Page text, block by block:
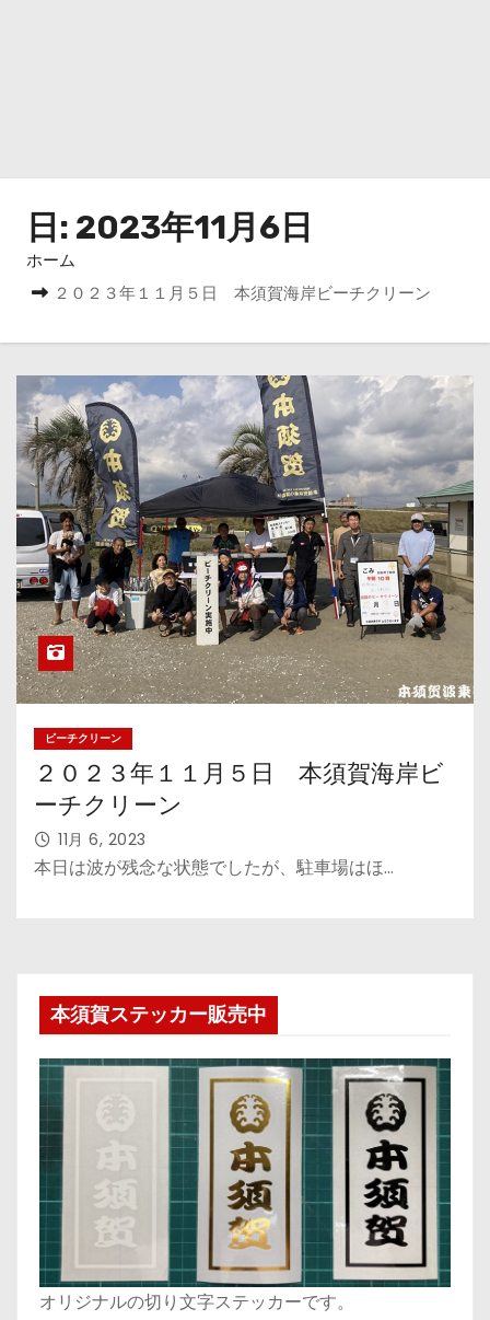
日: 2023年11月6日
ホーム
２０２３年１１月５日 本須賀海岸ビーチクリーン
ビーチクリーン
２０２３年１１月５日 本須賀海岸ビ
ーチクリーン
11月 6, 2023
本日は波が残念な状態でしたが、駐車場はほ…
本須賀ステッカー販売中
オリジナルの切り文字ステッカーです。